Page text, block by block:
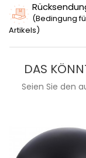
(Bedingung
Artikels)
DAS
Seien Sie den